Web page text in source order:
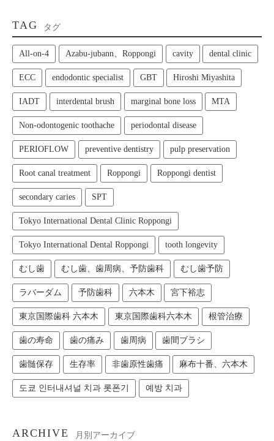
TAG タグ
All‑on‑4 Azabu-jubann、Roppongi cavity dental clinic
ECC endodontic specialist GBT Hiroshi Miyashita
IADT interdental brush marginal bone loss MTA
Non-odontogenic toothache periodontal disease
PERIOFLOW preventive dentistry pulp preservation
Root canal treatment Roppongi Roppongi dentist
secondary caries SPT
Tokyo International Dental Clinic Roppongi
Tokyo International Dental Roppongi tooth longevity
むし歯 むし歯、歯周病、予防歯科 むし歯予防
ラバーダム 予防歯科 六本木 宮下裕志
東京国際歯科 六本木 東京国際歯科六本木 根管治療
歯の寿命 歯の痛み 歯周病 歯間ブラシ
歯髄保存 生存率 非歯原性歯痛 麻布十番、六本木
도쿄 인터내셔널 치과 롯폰기 예방 치과
ARCHIVE 月別アーカイブ